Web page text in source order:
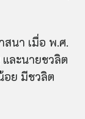
นา เมื่อ พ.ศ.
ละนายชวลิต
อย มีชวลิต